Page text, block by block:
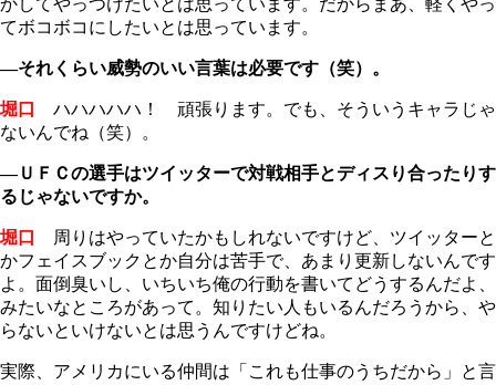
てボコボコにしたいとは思っています。
―それくらい威勢のいい言葉は必要です（笑）。
堀口
ハハハハハ！ 頑張ります。でも、そういうキャラじゃ
ないんでね（笑）。
―ＵＦＣの選手はツイッターで対戦相手とディスり合ったりす
るじゃないですか。
堀口
周りはやっていたかもしれないですけど、ツイッターと
かフェイスブックとか自分は苦手で、あまり更新しないんです
よ。面倒臭いし、いちいち俺の行動を書いてどうするんだよ、
みたいなところがあって。知りたい人もいるんだろうから、や
らないといけないとは思うんですけどね。
実際、アメリカにいる仲間は「これも仕事のうちだから」と言